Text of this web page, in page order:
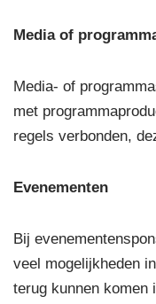
Media of
Media- of
met
regels verbonden,
Evenementen
Bij
veel mogelijkheden
terug kunnen komen